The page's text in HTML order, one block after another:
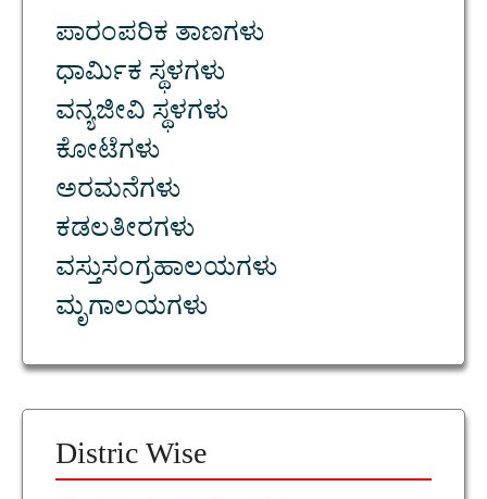
ಪಾರಂಪರಿಕ ತಾಣಗಳು
ಧಾರ್ಮಿಕ ಸ್ಥಳಗಳು
ವನ್ಯಜೀವಿ ಸ್ಥಳಗಳು
ಕೋಟೆಗಳು
ಅರಮನೆಗಳು
ಕಡಲತೀರಗಳು
ವಸ್ತುಸಂಗ್ರಹಾಲಯಗಳು
ಮೃಗಾಲಯಗಳು
Distric Wise